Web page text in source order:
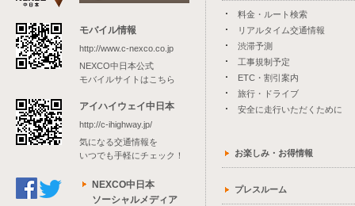
モバイル情報
http://www.c-nexco.co.jp
NEXCO中日本公式
モバイルサイトはこちら
アイハイウェイ中日本
http://c-ihighway.jp/
気になる交通情報を
いつでも手軽にチェック！
NEXCO中日本
ソーシャルメディア
料金・ルート検索
リアルタイム交通情報
渋滞予測
工事規制予定
ETC・割引案内
旅行・ドライブ
安全に走行いただくために
お楽しみ・お得情報
プレスルーム